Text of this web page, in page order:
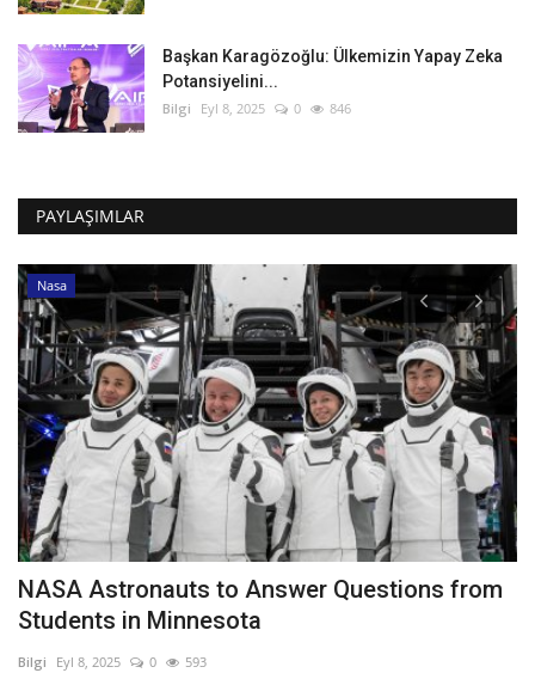
Başkan Karagözoğlu: Ülkemizin Yapay Zeka
Potansiyelini...
Bilgi Eyl 8, 2025 0 846
PAYLAŞIMLAR
Nasa
NASA Astronauts to Answer Questions from
Students in Minnesota
Bilgi Eyl 8, 2025 0 593